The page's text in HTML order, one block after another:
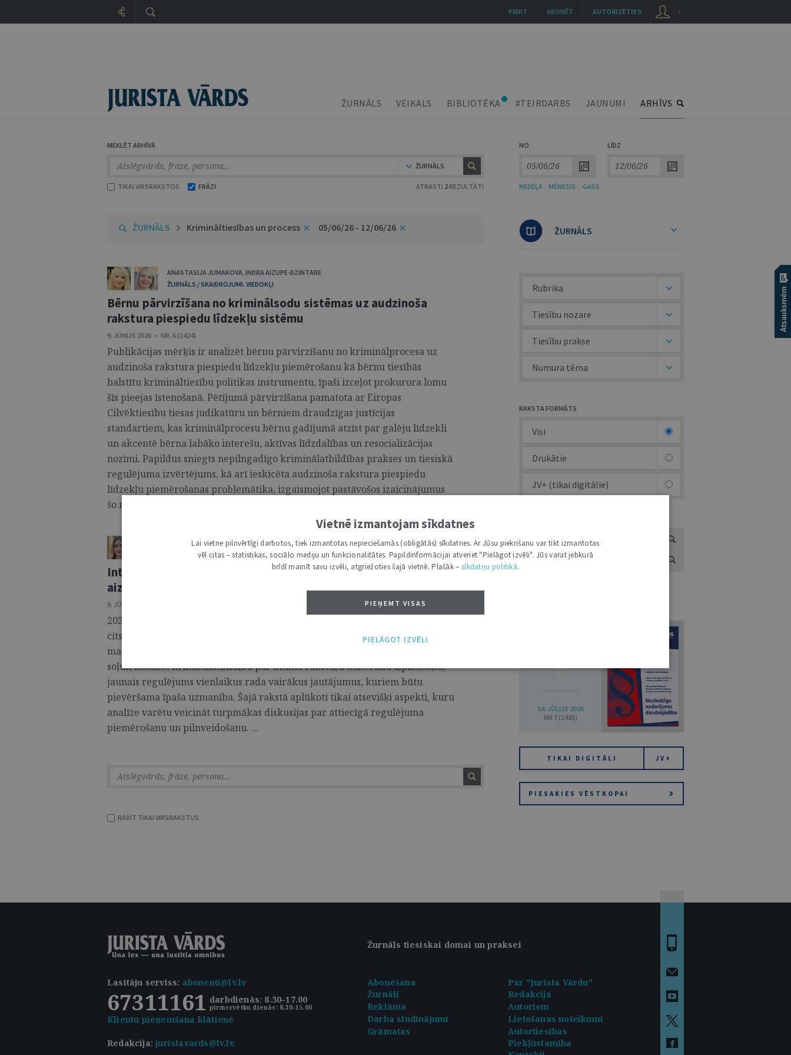
ŽURNĀLS VEIKALS BIBLIOTĒKA #TEIRDARBS JAUNUMI ARHĪVS
MEKLĒT ARHĪVĀ
ŽURNĀLS
TIKAI VIRSRAKSTOS FRĀZI ATRASTI 2 REZULTĀTI
NO LĪDZ
NEDĒĻA MĒNESIS GADS
ŽURNĀLS Krimināltiesības un process 05/06/26 - 12/06/26
ANASTASIJA JUMAKOVA,INDRA AIZUPE-DZINTARE
ŽURNĀLS / SKAIDROJUMI. VIEDOKĻI
Bērnu pārvirzīšana no kriminālsodu sistēmas uz audzinoša
rakstura piespiedu līdzekļu sistēmu
9. JŪNIJS 2026 • NR. 6 (1424)
Publikācijas mērķis ir analizēt bērnu pārvirzīšanu no kriminālprocesa uz
audzinoša rakstura piespiedu līdzekļu piemērošanu kā bērnu tiesībās
balstītu krimināltiesību politikas instrumentu, īpaši izceļot prokurora lomu
šīs pieejas īstenošanā. Pētījumā pārvirzīšana pamatota ar Eiropas
Cilvēktiesību tiesas judikatūru un bērniem draudzīgas justīcijas
standartiem, kas kriminālprocesu bērnu gadījumā atzīst par galēju līdzekli
un akcentē bērna labāko interešu, aktīvas līdzdalības un resocializācijas
nozīmi. Papildus sniegts nepilngadīgo kriminālatbildības prakses un tiesiskā
regulējuma izvērtējums, kā arī ieskicēta audzinoša rakstura piespiedu
līdzekļu piemērošanas problemātika, izgaismojot pastāvošos izaicinājumus
šo mehānismu efektīvā īstenošanā. ...
ŽURNĀLS / SKAIDROJUMI. VIEDOKĻI
Intīma rakstura materiālu izplatīšana: starp privātuma
aizsardzību un seksuālo autonomiju
9. JŪNIJS 2026 • NR. 6 (1424)
2026. gada 16. aprīlī spēkā stājās likums “Grozījumi Krimināllikumā”,1
citstarp papildinot Krimināllikumu ar 145.1 pantu “Intīma rakstura
materiāla izplatīšana”. Lai arī pozitīvi vērtējams, ka likumdevējs ir spēris
soļus, nosakot kriminālatbildību par intīma rakstura materiālu izplatīšanu,
jaunais regulējums vienlaikus rada vairākus jautājumus, kuriem būtu
pievēršama īpaša uzmanība. Šajā rakstā aplūkoti tikai atsevišķi aspekti, kuru
analīze varētu veicināt turpmākas diskusijas par attiecīgā regulējuma
piemērošanu un pilnveidošanu. ...
RĀDĪT TIKAI VIRSRAKSTUS
ŽURNĀLS
Rubrika
Tiesību nozare
Tiesību prakse
Numura tēma
RAKSTA FORMĀTS
Visi
Drukātie
JV+ (tikai digitālie)
7
14. JŪLIJS 2026
NR 7 (1425)
TIKAI DIGITĀLI JV+
PIESAKIES VĒSTKOPAI
Žurnāls tiesiskai domai un praksei
Lasītāju serviss: abonenti@lv.lv
67311161 darbdienās: 8.30–17.00
pirmssvētku dienās: 8.30–15.00
Klientu pieņemšana klātienē
Abonēšana
Par "Jurista Vārdu"
Žurnāli
Redakcija
Reklāma
Autoriem
Darba sludinājumi
Lietošanas noteikumi
Redakcija:juristavards@lv.lv
Grāmatas
Autortiesības
Piekļūstamība
AUTORIZĒTIES
ABONĒT
PIRKT
Vietnē izmantojam sīkdatnes
Lai vietne pilnvērtīgi darbotos, tiek izmantotas nepieciešamās (obligātās) sīkdatnes. Ar Jūsu piekrišanu var tikt izmantotas
vēl citas – statistikas, sociālo mediju un funkcionalitātes. Papildinformācijai atveriet "Pielāgot izvēli". Jūs varat jebkurā
brīdī mainīt savu izvēli, atgriežoties šajā vietnē. Plašāk – sīkdatņu politikā.
PIEŅEMT VISAS
PIELĀGOT IZVĒLI